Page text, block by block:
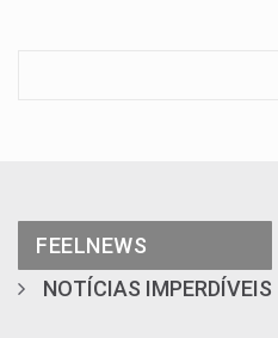
FEELNEWS
NOTÍCIAS IMPERDÍVEIS